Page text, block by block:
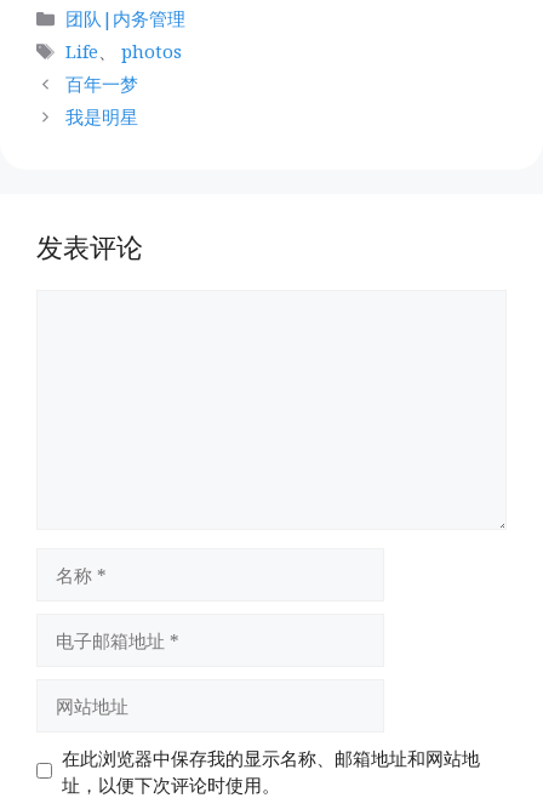
分
类
团队|内务管理
标
签
Life
photos
百年一梦
我是明星
发表评论
址
址
在此浏览器中保存我的显示名称、邮箱地址和网站地
址，以便下次评论时使用。